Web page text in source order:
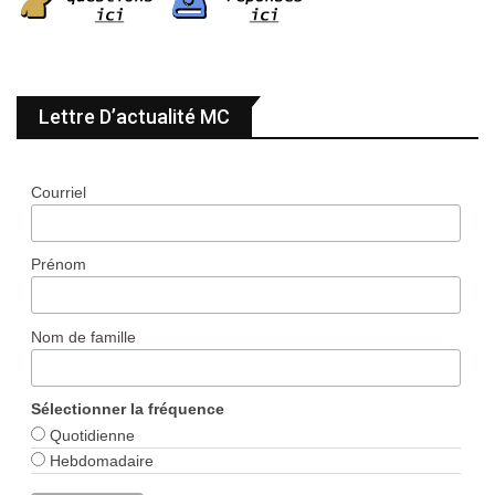
Lettre D’actualité MC
Courriel
Prénom
Nom de famille
Sélectionner la fréquence
Quotidienne
Hebdomadaire